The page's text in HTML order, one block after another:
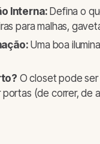
Interna: Defina o
para malhas,
Uma boa
O closet pode
(de correr, de